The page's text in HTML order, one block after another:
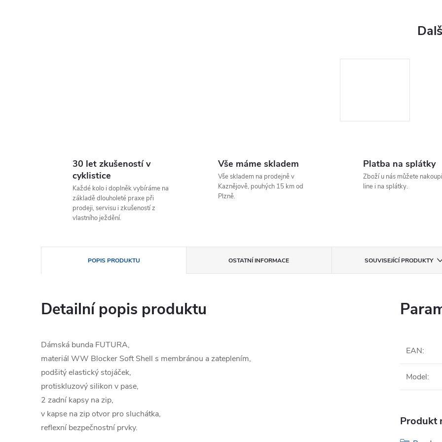
30 let zkušeností v
cyklistice
Každé kolo i doplněk vybíráme na
základě dlouholeté praxe při
prodeji, servisu i zkušeností z
vlastního ježdění.
Vše máme skladem
Vše skladem na prodejně v
Kaznějově, pouhých 15 km od
Plzně.
Platba na splátky
Zboží u nás můžete
line i na splátky.
POPIS PRODUKTU OSTATNÍ INFORMACE SOUVISEJÍCÍ PRODUKTY
Detailní popis produktu
Dámská bunda FUTURA,
materiál WW Blocker Soft Shell s membránou a zateplením,
podšitý elastický stojáček,
protiskluzový silikon v pase,
2 zadní kapsy na zip,
v kapse na zip otvor pro sluchátka,
reflexní bezpečnostní prvky.
EAN:
Model:
Produkt